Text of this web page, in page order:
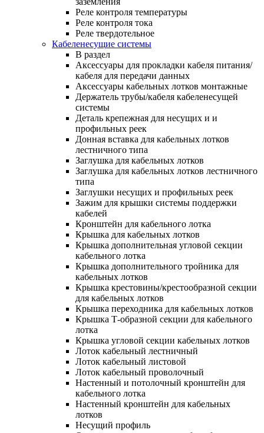
Реле контроля температуры
Реле контроля тока
Реле твердотельное
Кабеленесущие системы
В раздел
Аксессуары для прокладки кабеля питания/
кабеля для передачи данных
Аксессуары кабельных лотков монтажные
Держатель трубы/кабеля кабеленесущей
системы
Деталь крепежная для несущих и и
профильных реек
Донная вставка для кабельных лотков
лестничного типа
Заглушка для кабельных лотков
Заглушка для кабельных лотков лестничного
типа
Заглушки несущих и профильных реек
Зажим для крышки системы поддержки
кабелей
Кронштейн для кабельного лотка
Крышка для кабельных лотков
Крышка дополнительная угловой секции
кабельного лотка
Крышка дополнительного тройника для
кабельных лотков
Крышка крестовины/крестообразной секции
для кабельных лотков
Крышка переходника для кабельных лотков
Крышка Т-образной секции для кабельного
лотка
Крышка угловой секции кабельных лотков
Лоток кабельный лестничный
Лоток кабельный листовой
Лоток кабельный проволочный
Настенный и потолочный кронштейн для
кабельного лотка
Настенный кронштейн для кабельных
лотков
Несущий профиль